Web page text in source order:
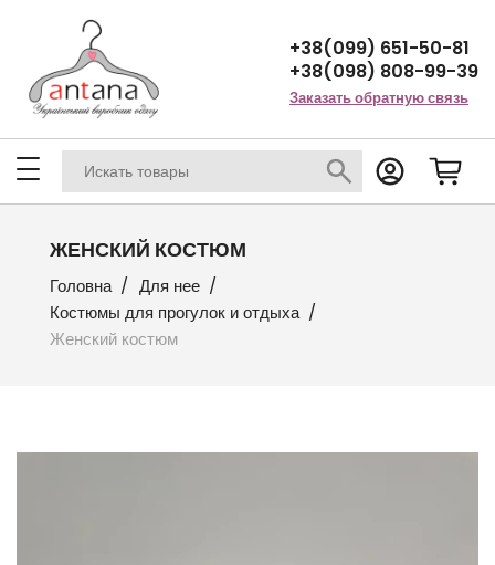
+38(099) 651-50-81
+38(098) 808-99-39
Заказать обратную связь
ЖЕНСКИЙ КОСТЮМ
Головна
Для нее
Костюмы для прогулок и отдыха
Женский костюм